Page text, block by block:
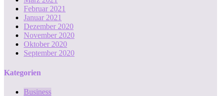
Februar 2021
Januar 2021
Dezember 2020
November 2020
Oktober 2020
September 2020
Kategorien
Business